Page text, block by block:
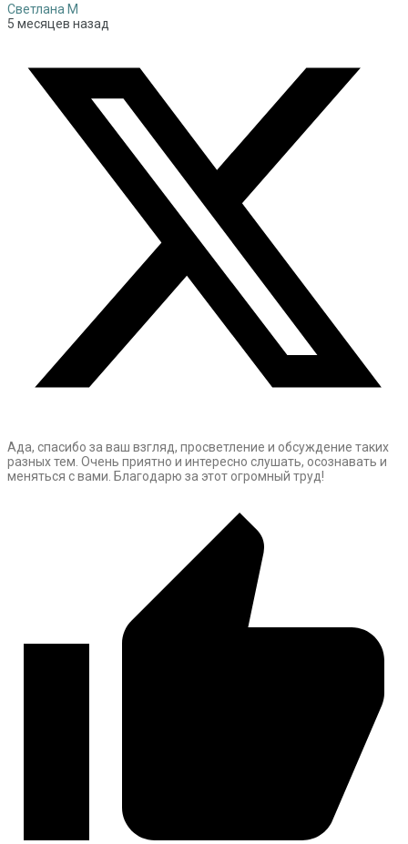
Светлана М
5 месяцев назад
Ада, спасибо за ваш взгляд, просветление и обсуждение таких
разных тем. Очень приятно и интересно слушать, осознавать и
меняться с вами. Благодарю за этот огромный труд!